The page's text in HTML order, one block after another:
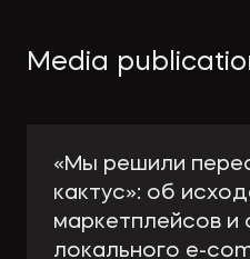
Media
«Мы решили
кактус»: об
маркетплейсов и
локального e-